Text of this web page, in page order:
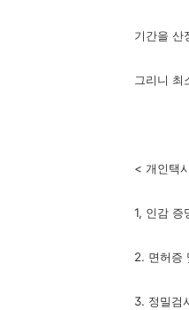
기간을 산
그리니 최
< 개인택
1, 인감 증
2. 면허증
3. 정밀검